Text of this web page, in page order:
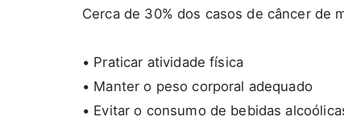
Cerca de 30% dos casos de câncer de
• Praticar atividade física
• Manter o peso corporal adequado
• Evitar o consumo de bebidas